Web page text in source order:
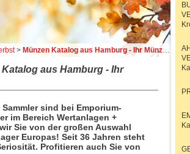
> Münzen Katalog aus Hamburg - Ihr Münzkurier
Katalog aus Hamburg - Ihr
sind bei Emporium-
im Bereich Wertanlagen +
Sie von der großen Auswahl
Europas! Seit 36 Jahren steht
Profitieren auch Sie von